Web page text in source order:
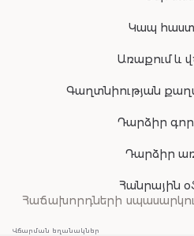
Կապ
Առաքում և
Գաղտնիության
Դարձիր
Դարձիր
Հանրային
Հաճախորդների
Վճարման եղանակներ